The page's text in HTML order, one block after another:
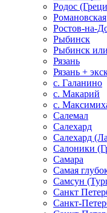
Родос
Романовская
Ростов-на-
Рыбинск
Рыбинск
Рязань
Рязань +
с. Галанино
с. Макарий
с.
Салемал
Салехард
Салехард
Салоники
Самара
Самая
Самсун
Санкт
Санкт-